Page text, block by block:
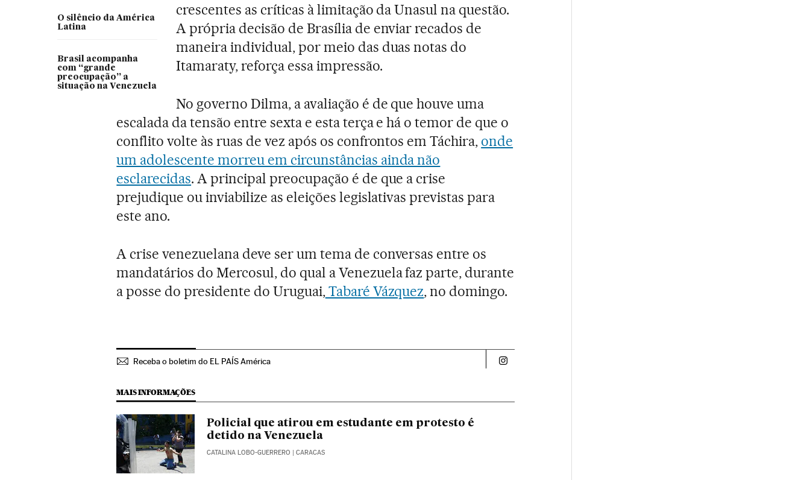
O silêncio da América
Latina
Brasil acompanha
com “grande
preocupação” a
situação na Venezuela
crescentes as críticas à limitação da Unasul na questão.
A própria decisão de Brasília de enviar recados de
maneira individual, por meio das duas notas do
Itamaraty, reforça essa impressão.
No governo Dilma, a avaliação é de que houve uma
escalada da tensão entre sexta e esta terça e há o temor de que o
conflito volte às ruas de vez após os confrontos em Táchira, onde
um adolescente morreu em circunstâncias ainda não
esclarecidas. A principal preocupação é de que a crise
prejudique ou inviabilize as eleições legislativas previstas para
este ano.
A crise venezuelana deve ser um tema de conversas entre os
mandatários do Mercosul, do qual a Venezuela faz parte, durante
a posse do presidente do Uruguai,Tabaré Vázquez, no domingo.
Receba o boletim do EL PAÍS América Politica El País Brasil en Instagram
MAIS INFORMAÇÕES
Policial que atirou em estudante em protesto é
detido na Venezuela
CATALINA LOBO-GUERRERO | CARACAS